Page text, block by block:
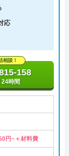
応
相談！
158
24時間
円~＋材料費